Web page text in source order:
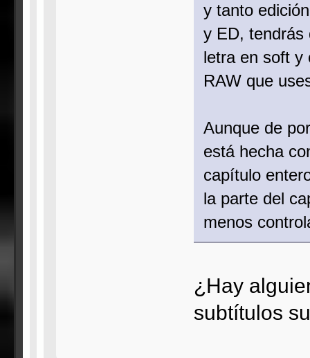
y tanto
y ED, tendrás
letra en soft y
RAW que
Aunque de
está hecha
capítulo
la parte del
menos
¿Hay
subtítulos